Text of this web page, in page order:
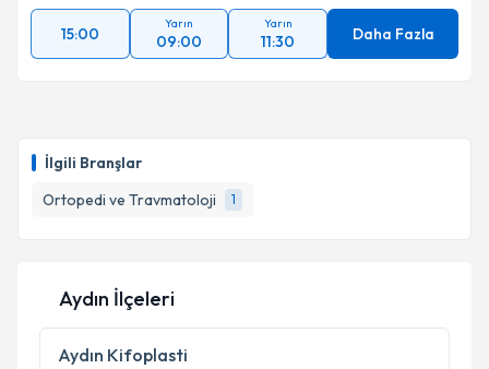
İlgili Branşlar
Ortopedi ve Travmatoloji
1
15:00
Yarın
09:00
Yarın
11:30 Daha Fazla
Aydın İlçeleri
Aydın Kifoplasti